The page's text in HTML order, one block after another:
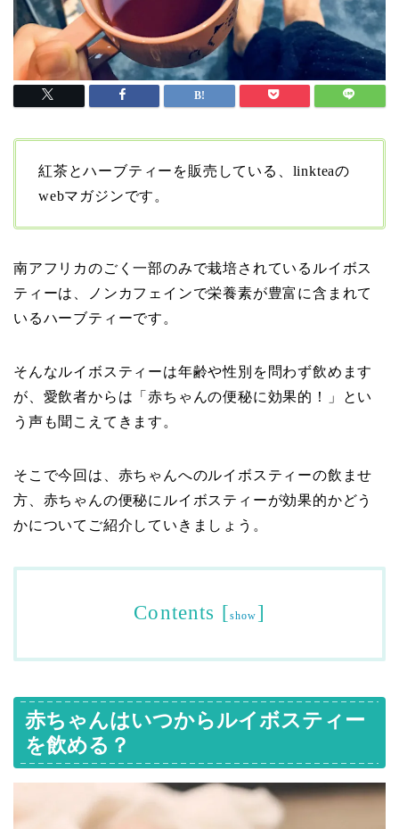
紅茶とハーブティーを販売している、linkteaの
webマガジンです。
南アフリカのごく一部のみで栽培されているルイボス
ティーは、ノンカフェインで栄養素が豊富に含まれて
いるハーブティーです。
そんなルイボスティーは年齢や性別を問わず飲めます
が、愛飲者からは「赤ちゃんの便秘に効果的！」とい
う声も聞こえてきます。
そこで今回は、赤ちゃんへのルイボスティーの飲ませ
方、赤ちゃんの便秘にルイボスティーが効果的かどう
かについてご紹介していきましょう。
Contents [show ]
赤ちゃんはいつからルイボスティー
を飲める？